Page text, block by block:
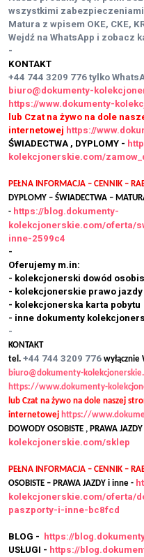
wszystkimi
Matura z wpisem OKE, CKE,
Wejdź na WhatsApp i zobacz
-
KONTAKT
+44 744 3209 776 tylko
biuro@dokumenty-
https://www.dokumenty-
lub Czat na żywo na dole
internetowej https://
ŚWIADECTWA , DYPLOMY -
kolekcjonerskie.com/
PEŁNA INFORMACJA – CENNIK –
DYPLOMY – ŚWIADECTWA –
- https://blog.dokumenty-
kolekcjonerskie.com/oferta/
inne-2599c4
-
Oferujemy m.in:
- kolekcjonerski dowód
- kolekcjonerskie prawo jazdy
- kolekcjonerska karta pobytu
- inne dokumenty
-
KONTAKT
tel. +44 744 3209 776 wyłącznie
biuro@dokumenty-
https://www.dokumenty-
lub Czat na żywo na dole naszej
internetowej https://
DOWODY OSOBISTE , PRAWA JAZDY
kolekcjonerskie.com/sklep
PEŁNA INFORMACJA – CENNIK –
OSOBISTE – PRAWA JAZDY i inne -
kolekcjonerskie.com/oferta/
paszporty-i-inne-bc8fcd
BLOG -
https://
USŁUGI - https://